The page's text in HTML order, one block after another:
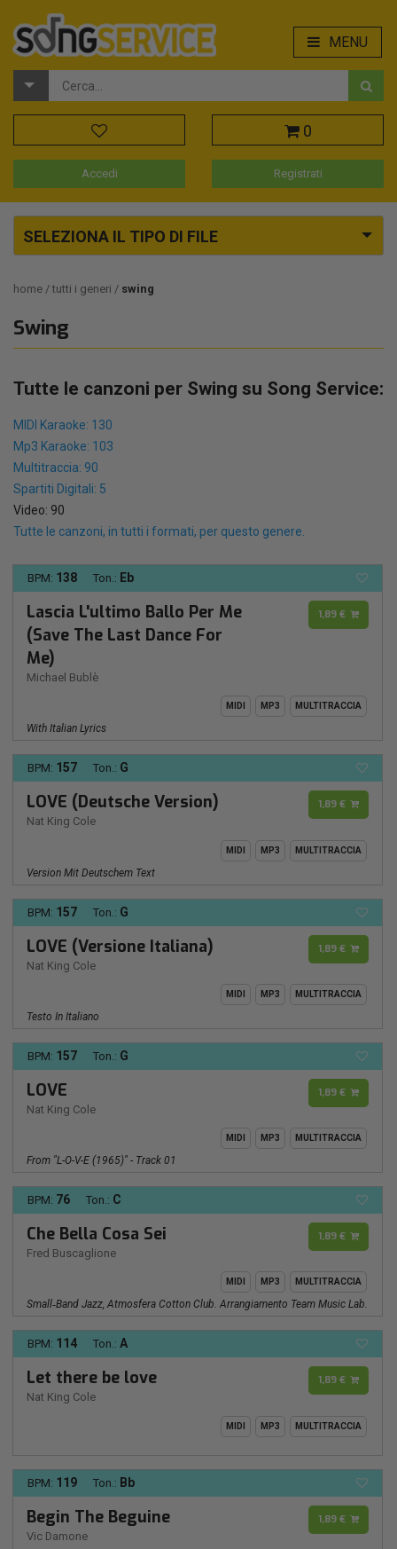
MENU
0
Accedi Registrati
SELEZIONA IL TIPO DI FILE
home tutti i generi swing
Swing
Tutte le canzoni per Swing su Song Service:
MIDI Karaoke: 130
Mp3 Karaoke: 103
Multitraccia: 90
Spartiti Digitali: 5
Video: 90
Tutte le canzoni, in tutti i formati, per questo genere.
BPM: 138 Ton.: Eb
Lascia L'ultimo Ballo Per Me
(Save The Last Dance For
Me)
Michael Bublè
1,89 €
MIDI MP3 MULTITRACCIA
With Italian Lyrics
BPM: 157 Ton.: G
LOVE (Deutsche Version)
Nat King Cole
1,89 €
MIDI MP3 MULTITRACCIA
Version Mit Deutschem Text
BPM: 157 Ton.: G
LOVE (Versione Italiana)
Nat King Cole
1,89 €
MIDI MP3 MULTITRACCIA
Testo In Italiano
BPM: 157 Ton.: G
LOVE
Nat King Cole
1,89 €
MIDI MP3 MULTITRACCIA
From "L-O-V-E (1965)" - Track 01
BPM: 76 Ton.: C
Che Bella Cosa Sei
Fred Buscaglione
1,89 €
MIDI MP3 MULTITRACCIA
Small‑band Jazz, Atmosfera Cotton Club. Arrangiamento Team Music Lab.
BPM: 114 Ton.: A
Let there be love
Nat King Cole
1,89 €
MIDI MP3 MULTITRACCIA
BPM: 119 Ton.: Bb
Begin The Beguine
Vic Damone
1,89 €